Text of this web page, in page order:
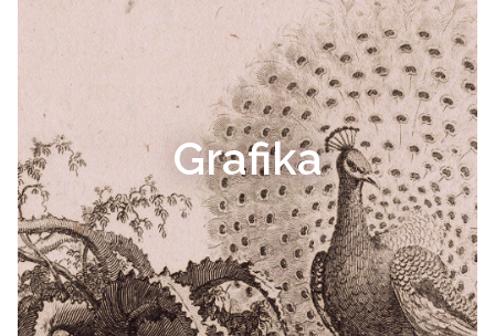
Grafika